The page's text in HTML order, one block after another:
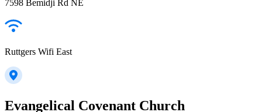
7598 Bemidji Rd NE
Ruttgers Wifi East
Evangelical Covenant Church